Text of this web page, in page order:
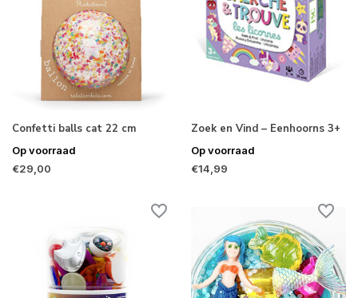
Confetti balls cat 22 cm
Op voorraad
€29,00
Zoek en Vind – Eenhoorns 3+
Op voorraad
€14,99